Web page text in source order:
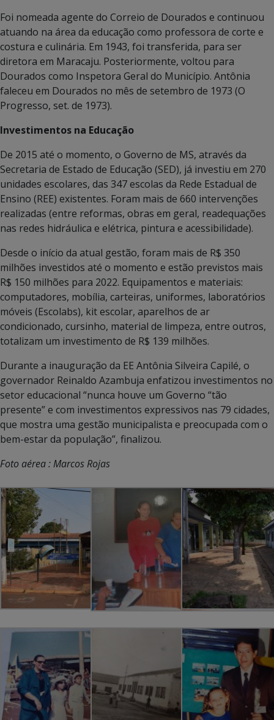
Foi nomeada agente do Correio de Dourados e continuou
atuando na área da educação como professora de corte e
costura e culinária. Em 1943, foi transferida, para ser
diretora em Maracaju. Posteriormente, voltou para
Dourados como Inspetora Geral do Município. Antônia
faleceu em Dourados no mês de setembro de 1973 (O
Progresso, set. de 1973).
Investimentos na Educação
De 2015 até o momento, o Governo de MS, através da
Secretaria de Estado de Educação (SED), já investiu em 270
unidades escolares, das 347 escolas da Rede Estadual de
Ensino (REE) existentes. Foram mais de 660 intervenções
realizadas (entre reformas, obras em geral, readequações
nas redes hidráulica e elétrica, pintura e acessibilidade).
Desde o início da atual gestão, foram mais de R$ 350
milhões investidos até o momento e estão previstos mais
R$ 150 milhões para 2022. Equipamentos e materiais:
computadores, mobília, carteiras, uniformes, laboratórios
móveis (Escolabs), kit escolar, aparelhos de ar
condicionado, cursinho, material de limpeza, entre outros,
totalizam um investimento de R$ 139 milhões.
Durante a inauguração da EE Antônia Silveira Capilé, o
governador Reinaldo Azambuja enfatizou investimentos no
setor educacional “nunca houve um Governo “tão
presente” e com investimentos expressivos nas 79 cidades,
que mostra uma gestão municipalista e preocupada com o
bem-estar da população”, finalizou.
Foto aérea : Marcos Rojas